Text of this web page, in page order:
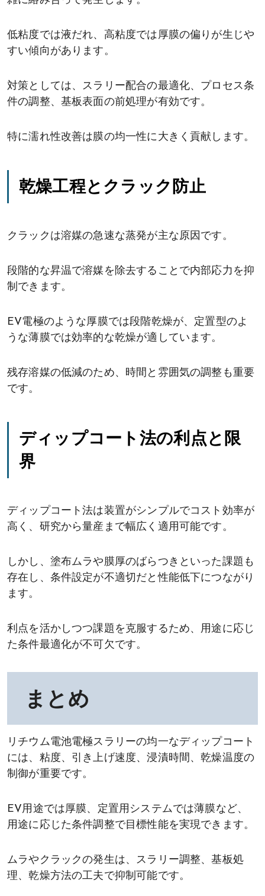
低粘度では液だれ、高粘度では厚膜の偏りが生じや
すい傾向があります。
対策としては、スラリー配合の最適化、プロセス条
件の調整、基板表面の前処理が有効です。
特に濡れ性改善は膜の均一性に大きく貢献します。
乾燥工程とクラック防止
クラックは溶媒の急速な蒸発が主な原因です。
段階的な昇温で溶媒を除去することで内部応力を抑
制できます。
EV電極のような厚膜では段階乾燥が、定置型のよ
うな薄膜では効率的な乾燥が適しています。
残存溶媒の低減のため、時間と雰囲気の調整も重要
です。
ディップコート法の利点と限
界
ディップコート法は装置がシンプルでコスト効率が
高く、研究から量産まで幅広く適用可能です。
しかし、塗布ムラや膜厚のばらつきといった課題も
存在し、条件設定が不適切だと性能低下につながり
ます。
利点を活かしつつ課題を克服するため、用途に応じ
た条件最適化が不可欠です。
まとめ
リチウム電池電極スラリーの均一なディップコート
には、粘度、引き上げ速度、浸漬時間、乾燥温度の
制御が重要です。
EV用途では厚膜、定置用システムでは薄膜など、
用途に応じた条件調整で目標性能を実現できます。
ムラやクラックの発生は、スラリー調整、基板処
理、乾燥方法の工夫で抑制可能です。